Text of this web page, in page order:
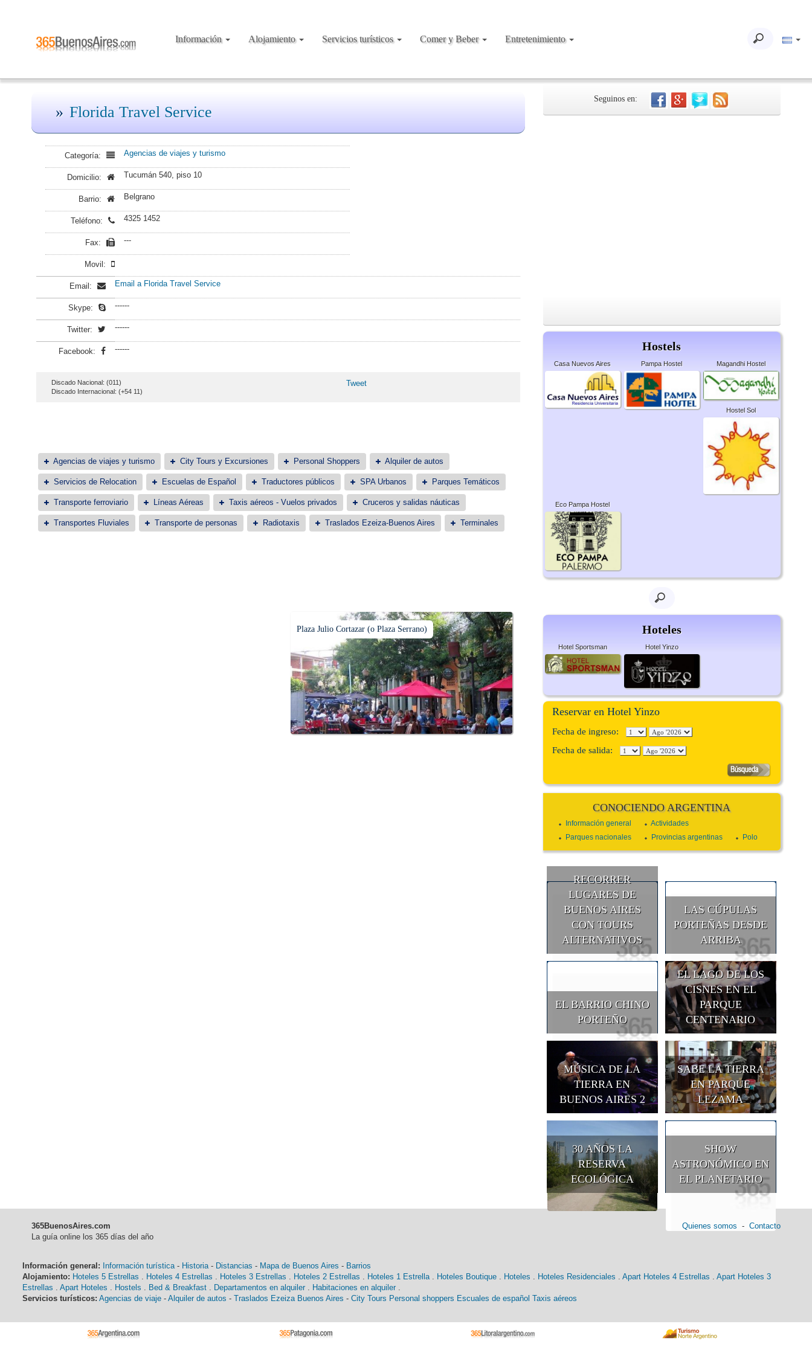
Información Alojamiento Servicios turísticos Comer y Beber Entretenimiento
Florida Travel Service
Categoría: Agencias de viajes y turismo
Domicilio: Tucumán 540, piso 10
Barrio: Belgrano
Teléfono: 4325 1452
Fax: ---
Movil:
Email: Email a Florida Travel Service
Skype: ------
Twitter: ------
Facebook: ------
Discado Nacional: (011)
Discado Internacional: (+54 11)
Tweet
Agencias de viajes y turismo City Tours y Excursiones Personal Shoppers Alquiler de autos
Servicios de Relocation Escuelas de Español Traductores públicos SPA Urbanos Parques Temáticos
Transporte ferroviario Líneas Aéreas Taxis aéreos - Vuelos privados Cruceros y salidas náuticas
Transportes Fluviales Transporte de personas Radiotaxis Traslados Ezeiza-Buenos Aires Terminales
Plaza Julio Cortazar (o Plaza Serrano)
Seguinos en:
Hostels
Casa Nuevos Aires Pampa Hostel Magandhi Hostel
Hostel Sol
Eco Pampa Hostel
Hoteles
Hotel Sportsman Hotel Yinzo
Reservar en Hotel Yinzo
Fecha de ingreso:
Fecha de salida:
CONOCIENDO ARGENTINA
Información general
Actividades
Parques nacionales
Provincias argentinas Polo
RECORRER
LUGARES DE
BUENOS AIRES
CON TOURS
ALTERNATIVOS
LAS CÚPULAS
PORTEÑAS DESDE
ARRIBA
EL BARRIO CHINO
PORTEÑO
EL LAGO DE LOS
CISNES EN EL
PARQUE
CENTENARIO
MÚSICA DE LA
TIERRA EN
BUENOS AIRES 2
SABE LA TIERRA
EN PARQUE
LEZAMA
30 AÑOS LA
RESERVA
ECOLÓGICA
SHOW
ASTRONÓMICO EN
EL PLANETARIO
365BuenosAires.com
La guía online los 365 días del año
Quienes somos - Contacto
Información general: Información turística - Historia - Distancias - Mapa de Buenos Aires - Barrios
Alojamiento: Hoteles 5 Estrellas Hoteles 4 Estrellas Hoteles 3 Estrellas Hoteles 2 Estrellas Hoteles 1 Estrella Hoteles Boutique Hoteles Hoteles Residenciales Apart Hoteles 4 Estrellas
Apart Hoteles 3
Estrellas
Apart Hoteles Hostels Bed & Breakfast Departamentos en alquiler Habitaciones en alquiler
Servicios turísticos: Agencias de viaje - Alquiler de autos - Traslados Ezeiza Buenos Aires - City Tours Personal shoppers Escuales de español Taxis aéreos